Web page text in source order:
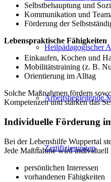
Heilpädagogischer
Arbeitsbegleitende
Zertifizierungen
Selbstbehauptung und
Kommunikation und
Förderung der
Lebenspraktische Fähigkeiten
Einkaufen, Kochen und
Mobilitätstraining (z. B.
Orientierung im Alltag
Solche Maßnahmen fördern
Kompetenzen und stärken das
Individuelle Förderung
Bei der Lebenshilfe Wuppertal
Jede Maßnahme wird individuell
persönlichen Interessen
vorhandenen Fähigkeiten